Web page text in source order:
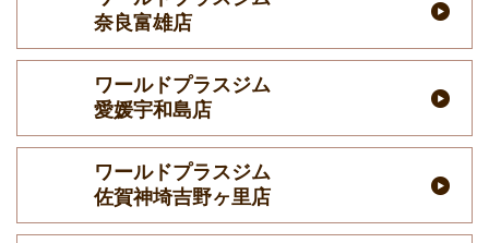
奈良富雄店
ワールドプラスジム
愛媛宇和島店
ワールドプラスジム
佐賀神埼吉野ヶ里店